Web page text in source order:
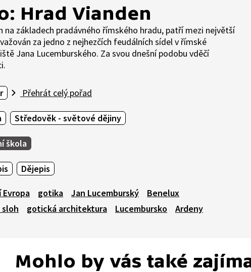
Hrad Vianden
na základech pradávného římského hradu, patří mezi největší
za jedno z nejhezčích feudálních sídel v římské
Jana Lucemburského. Za svou dnešní podobu vděčí
Přehrát celý pořad
Středověk - světové dějiny
škola
Dějepis
Evropa gotika Jan Lucemburský
Benelux
gotická architektura Lucembursko Ardeny
Mohlo by vás také